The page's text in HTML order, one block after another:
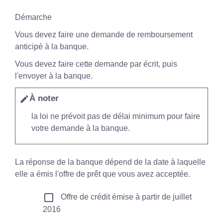
Démarche
Vous devez faire une demande de remboursement
anticipé à la banque.
Vous devez faire cette demande par écrit, puis
l'envoyer à la banque.
editÀ noter
la loi ne prévoit pas de délai minimum pour faire
votre demande à la banque.
La réponse de la banque dépend de la date à laquelle
elle a émis l'offre de prêt que vous avez acceptée.
check_box_outline_blank
Offre de crédit émise à partir de juillet
2016